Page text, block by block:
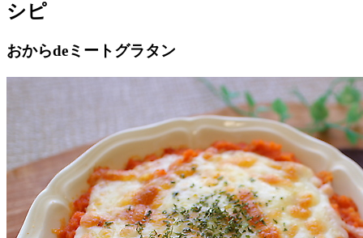
シピ
おからdeミートグラタン